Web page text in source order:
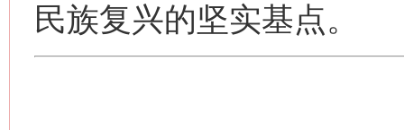
民族复兴的坚实基点。